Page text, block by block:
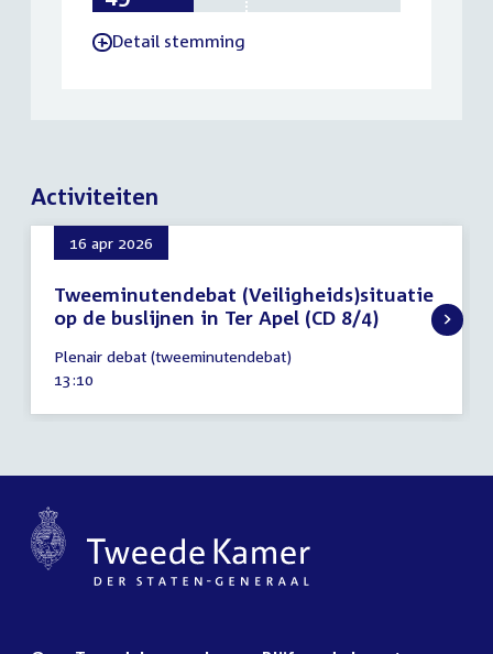
-Detail stemming
Activiteiten
16 apr 2026
Tweeminutendebat (Veiligheids)situatie
op de buslijnen in Ter Apel (CD 8/4)
april
2026
Plenair debat (tweeminutendebat)
Tijd
13:10